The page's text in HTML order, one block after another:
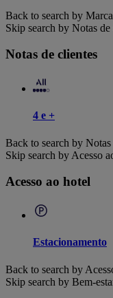
Back to search by
Skip search by Notas de
Notas de clientes
4 e +
Back to search by Notas
Skip search by Acesso
Acesso ao hotel
Estacionamento
Back to search by
Skip search by Bem-